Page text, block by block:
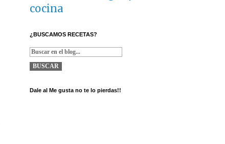
cocina
¿BUSCAMOS RECETAS?
Dale al Me gusta no te lo pierdas!!